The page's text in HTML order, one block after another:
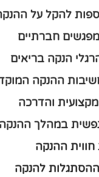
להקל על
חברתיים
הנקה בריאים
ההנקה
והדרכה
במהלך ההנקה
ההנקה
להנקה